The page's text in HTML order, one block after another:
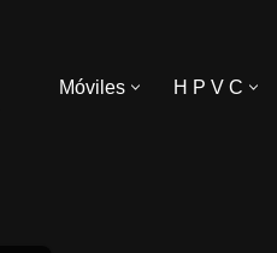
Móviles H P V C